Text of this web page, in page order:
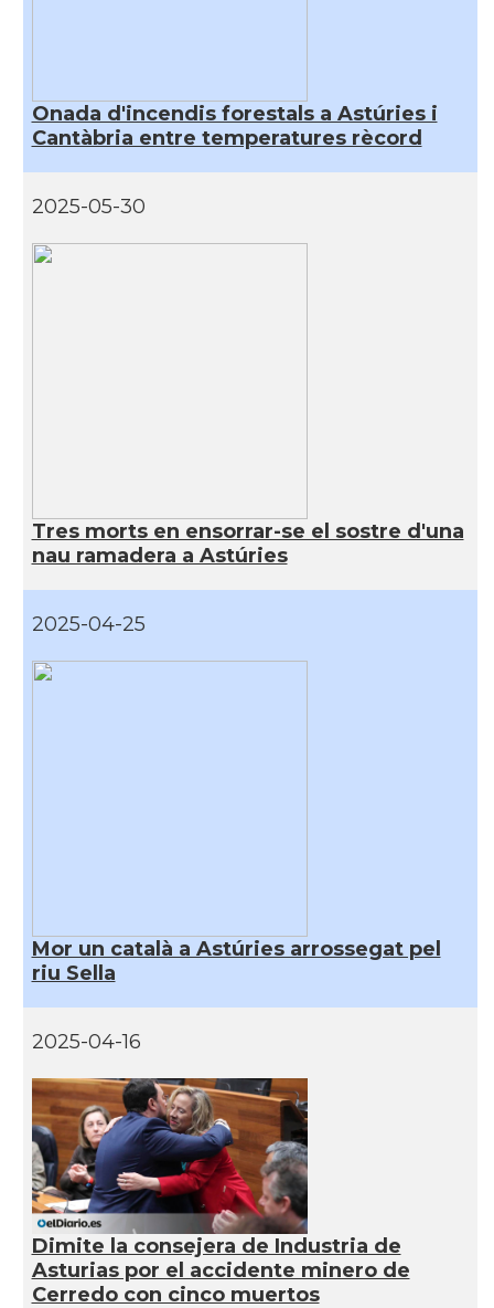
Onada d'incendis forestals a Astúries i
Cantàbria entre temperatures rècord
2025-05-30
Tres morts en ensorrar-se el sostre d'una
nau ramadera a Astúries
2025-04-25
Mor un català a Astúries arrossegat pel
riu Sella
2025-04-16
Dimite la consejera de Industria de
Asturias por el accidente minero de
Cerredo con cinco muertos